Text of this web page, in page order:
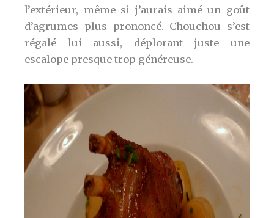
l’extérieur, même si j’aurais aimé un goût
d’agrumes plus prononcé. Chouchou s’est
régalé lui aussi, déplorant juste une
escalope presque trop généreuse.